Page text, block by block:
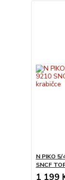
N PIKO
SNCF
1 199